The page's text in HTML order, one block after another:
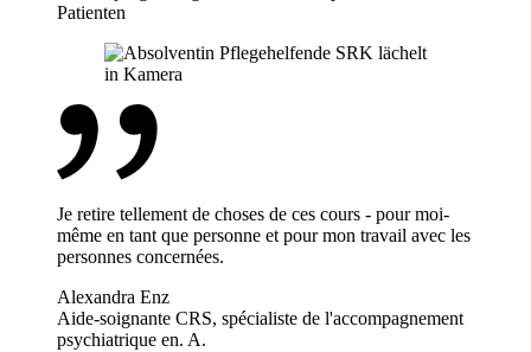
Je retire tellement de choses de ces cours - pour moi-
même en tant que personne et pour mon travail avec les
personnes concernées.
Alexandra Enz
Aide-soignante CRS, spécialiste de l'accompagnement
psychiatrique en. A.